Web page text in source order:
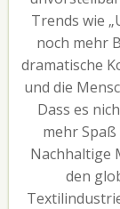
Trends wie
noch mehr
dramatische
und die
Dass es
mehr
Nachhaltige
den